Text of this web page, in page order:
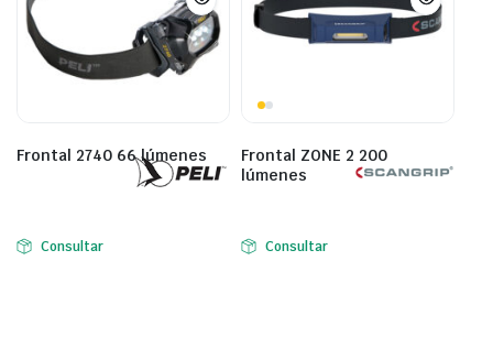
Frontal 2740 66 lúmenes
Consultar
Frontal ZONE 2 200
lúmenes
Consultar